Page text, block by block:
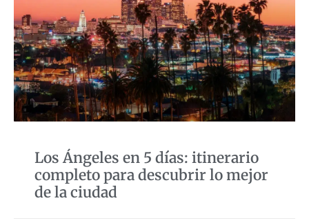
Los Ángeles en 5 días: itinerario
completo para descubrir lo mejor
de la ciudad